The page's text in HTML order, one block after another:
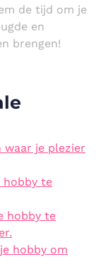
de tijd om je
en
brengen!
waar je plezier
hobby te
hobby te
hobby om